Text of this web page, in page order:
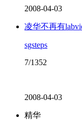
2008-04-03
凌华不再有
sgsteps
7/1352
2008-04-03
精华